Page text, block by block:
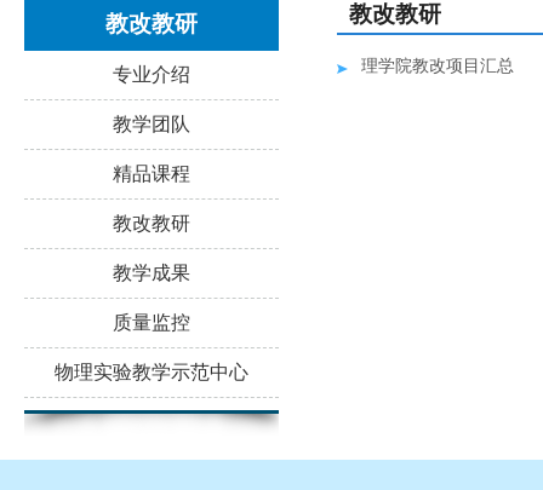
教改教研
专业介绍
教学团队
精品课程
教改教研
教学成果
质量监控
物理实验教学示范中心
教改教研
理学院教改项目汇总